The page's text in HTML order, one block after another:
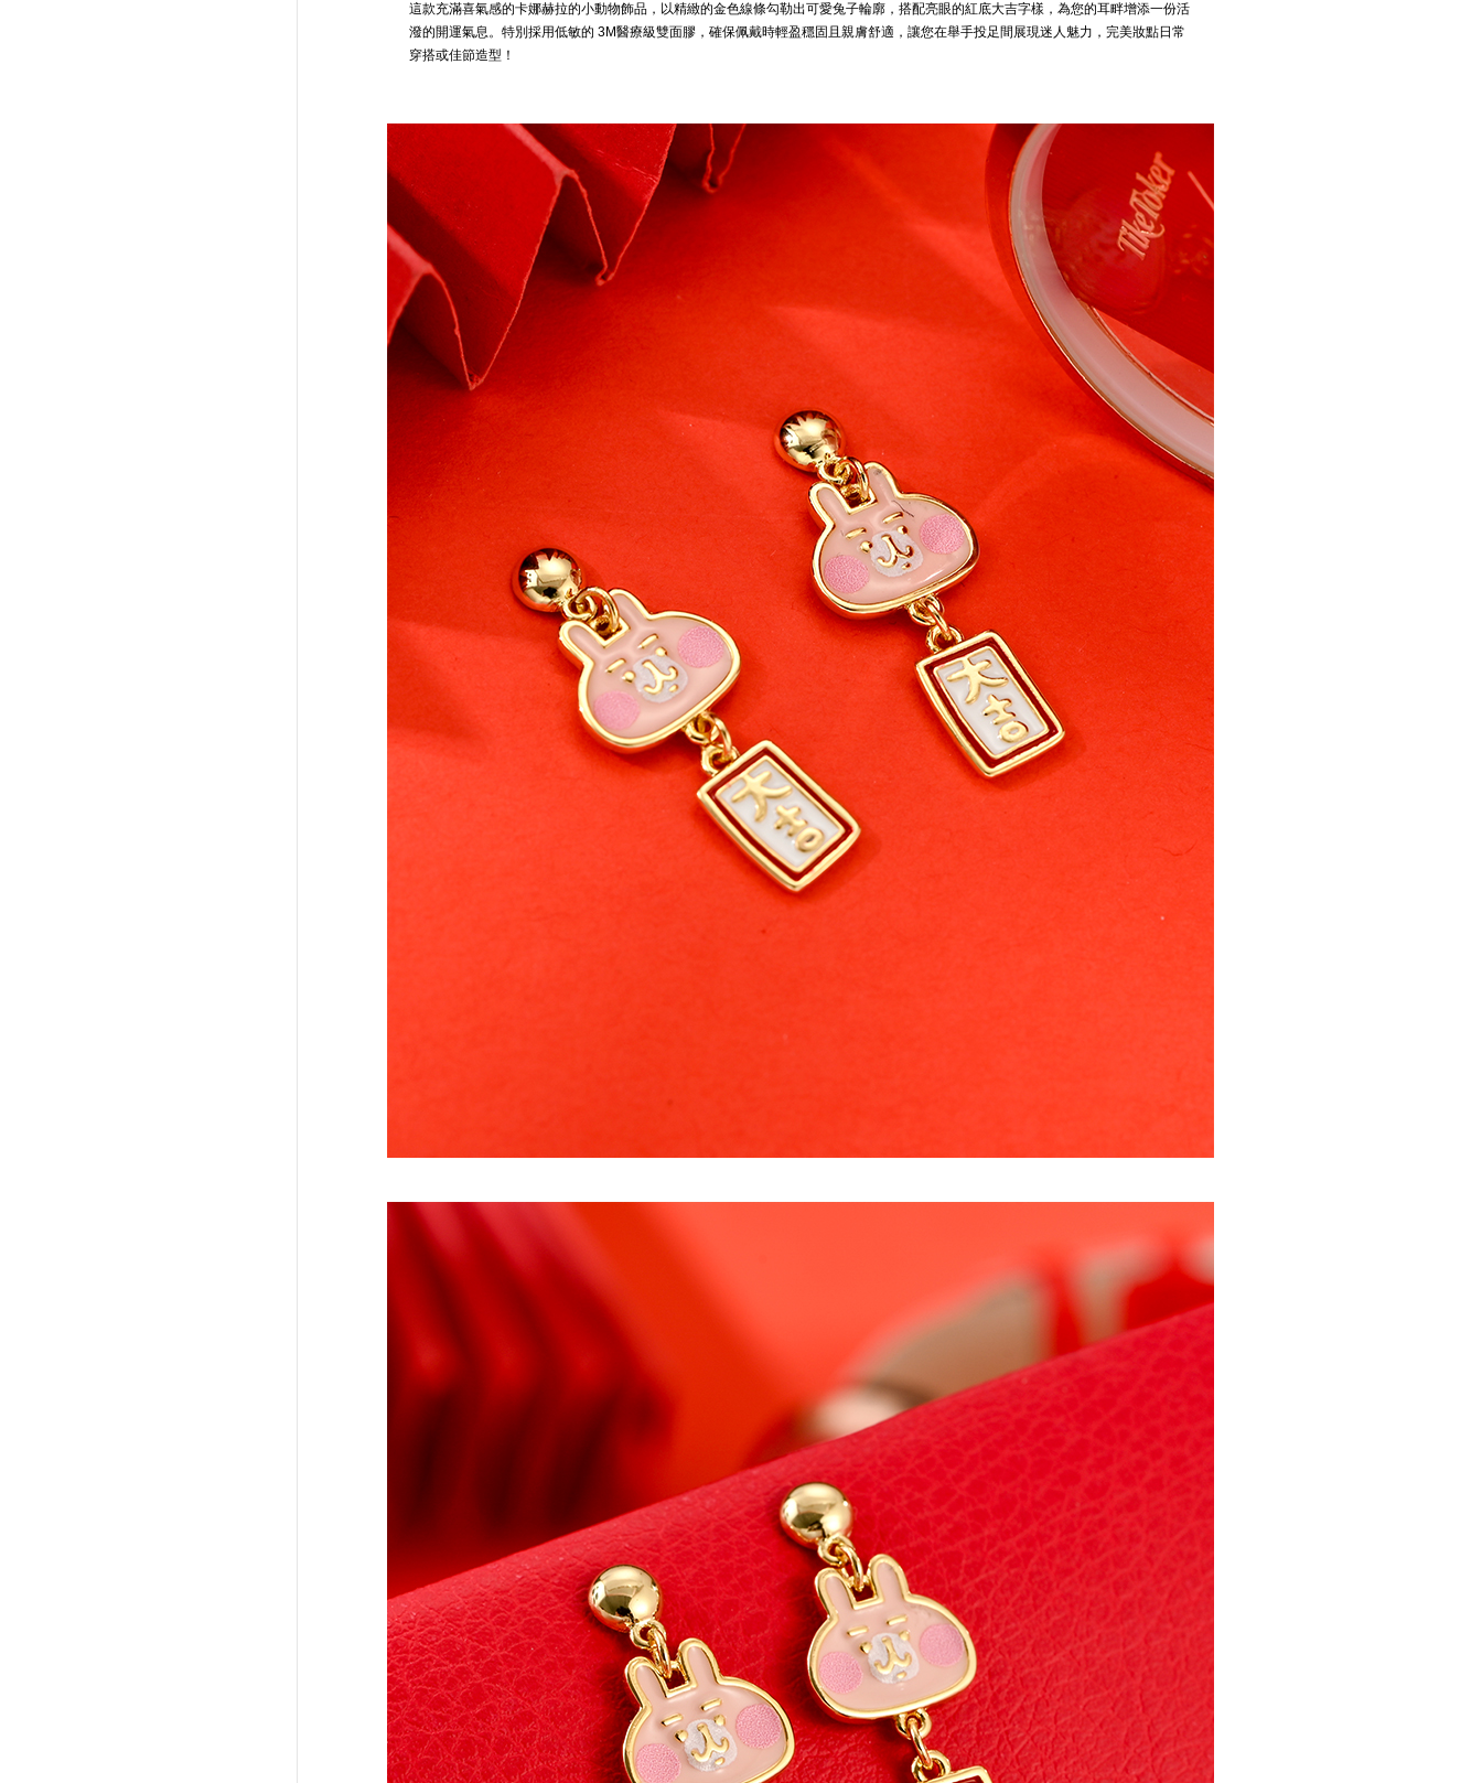
這款充滿喜氣感的卡娜赫拉的小動物飾品，以精緻的金色線條勾勒出可愛兔子輪廓，搭配亮眼的紅底大吉字樣，為您的耳畔增添一份活
潑的開運氣息。特別採用低敏的 3M醫療級雙面膠，確保佩戴時輕盈穩固且親膚舒適，讓您在舉手投足間展現迷人魅力，完美妝點日常
穿搭或佳節造型！